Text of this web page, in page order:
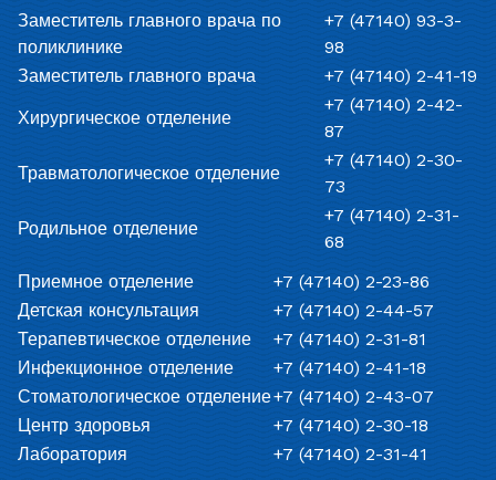
Заместитель главного врача по
поликлинике
+7 (47140) 93-3-
98
Заместитель главного врача
+7 (47140) 2-41-19
Хирургическое отделение
+7 (47140) 2-42-
87
Травматологическое отделение
+7 (47140) 2-30-
73
Родильное отделение
+7 (47140) 2-31-
68
Приемное отделение
+7 (47140) 2-23-86
Детская консультация
+7 (47140) 2-44-57
Терапевтическое отделение
+7 (47140) 2-31-81
Инфекционное отделение
+7 (47140) 2-41-18
Стоматологическое отделение+7 (47140) 2-43-07
Центр здоровья
+7 (47140) 2-30-18
Лаборатория
+7 (47140) 2-31-41